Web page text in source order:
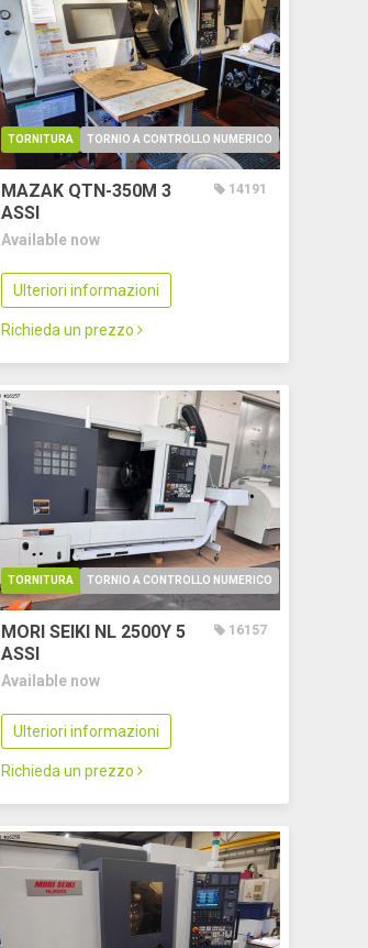
TORNITURA TORNIO A CONTROLLO NUMERICO
MAZAK QTN-350M3
ASSI
14191
Available now
Ulteriori informazioni
Richieda un prezzo
TORNITURA TORNIO A CONTROLLO NUMERICO
MORI SEIKI NL 2500Y5
ASSI
16157
Available now
Ulteriori informazioni
Richieda un prezzo